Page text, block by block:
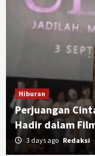
Hiburan
Perjuangan
Hadir dalam
3 days ago Redaksi